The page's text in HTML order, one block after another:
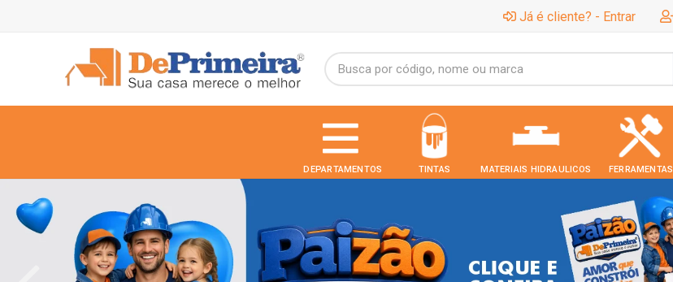
Já é cliente? - Entrar
DEPARTAMENTOS TINTAS MATERIAIS HIDRAULICOS FERRAMENTAS